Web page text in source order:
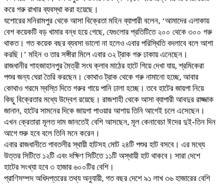
করে গরু রাখার ব্যবস্থা করা হয়েছে।
যশোরের মনিরামপুর থেকে আসা বিক্রেতা মহিন ব্যাপারী বলেন, ‘আমাদের এলাকায়
বেশ কয়েকটি বড় খামার বন্ধ হয়ে গেছে, যেগুলোর প্রতিটিতে ২০০ থেকে ৩০০ গরু
থাকত। গত কয়েক বছর ব্যবসা ভালো না হলেও এবার পরিস্থিতি বদলাবে বলে আশা
করছি।’ মহিন ও তার সঙ্গীরা মিলে এবার ৩২ ট্রাক গরু ঢাকায় এনেছেন।
রাজধানীর শাহজাহানপুর মৈত্রী সংঘ ক্লাব মাঠের হাটে গিয়ে দেখা যায়, শ্রমিকেরা
পশুর জন্য ঘেরা তৈরি করছেন। কোথাও ট্রাক থেকে গরু নামানো হচ্ছে, আবার
কোথাও গরমে স্বস্তি দিতে গরুর গায়ে পানি ঢালা হচ্ছে। তবে হাটের জায়গা নিয়ে
কিছু বিক্রেতার মধ্যে উদ্বেগ রয়েছে। রাজশাহী থেকে আসা ব্যাপারী আবদুর রাজ্জাক
জানান, হাটের সামনের দিকে জায়গা পাওয়ার আশায় তিনি আগেই চলে এসেছেন।
এখন ক্রেতারা মূলত দাম জানতেই বেশি আসছেন, মূল কেনাবেচা ঈদের দুই-তিন দিন
আগে শুরু হবে বলে তিনি মনে করেন।
এবার রাজধানীতে গাবতলীর স্থায়ী হাটসহ মোট ২৪টি পশুর হাট বসবে। এর মধ্যে
উত্তর সিটিতে ১২টি এবং দক্ষিণ সিটিতে ১১টি অস্থায়ী হাট থাকবে। সারা দেশে
হাটের সংখ্যা হবে ৩ হাজার ৬০০টির বেশি।
প্রাণিসম্পদ অধিদপ্তরের তথ্য অনুযায়ী, গত বছর দেশে ৯১ লাখ ৩৬ হাজারের বেশি